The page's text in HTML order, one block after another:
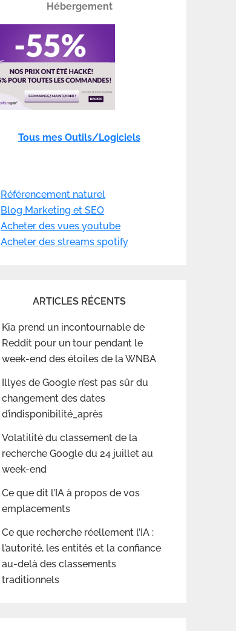
Hébergement
Tous mes Outils/Logiciels
Référencement naturel
Blog Marketing et SEO
Acheter des vues youtube
Acheter des streams spotify
ARTICLES RÉCENTS
Kia prend un incontournable de
Reddit pour un tour pendant le
week-end des étoiles de la WNBA
Illyes de Google n’est pas sûr du
changement des dates
d’indisponibilité_après
Volatilité du classement de la
recherche Google du 24 juillet au
week-end
Ce que dit l’IA à propos de vos
emplacements
Ce que recherche réellement l’IA :
l’autorité, les entités et la confiance
au-delà des classements
traditionnels